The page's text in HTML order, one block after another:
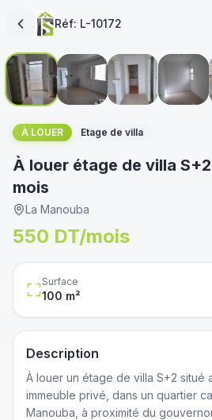
Réf: L-10172
À LOUER Etage de villa
À louer étage de villa
mois
La Manouba
550 DT/mois
Surface
100 m²
Description
À louer un étage de villa S+2 situé
immeuble privé, dans un quartier
Manouba, à proximité du